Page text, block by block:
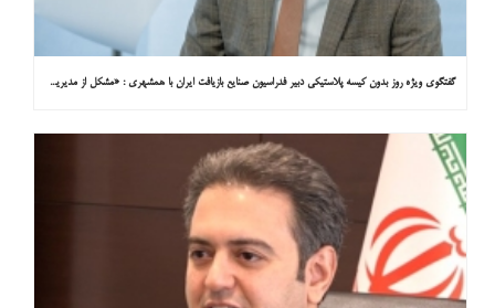
گفتگوی ویژه روز بدون کیسه پلاستیکی دبیر فدراسیون صنایع بازیافت ایران با همشهری : «مشکل از مدیریت پسماند پلاستیکی است، نه کیسه پلاستیکی»